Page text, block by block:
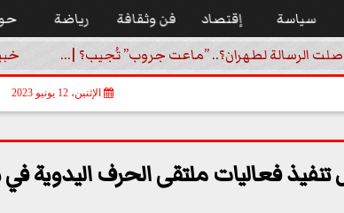
سياسة إقتصاد فن وثقافة رياضة
وصلت الرسالة لطهران؟.. ”ماعت جروب” تُجيب؟ |...
الإثنين، 12 يونيو 2023
تنفيذ فعاليات ملتقى الحرف اليدوية